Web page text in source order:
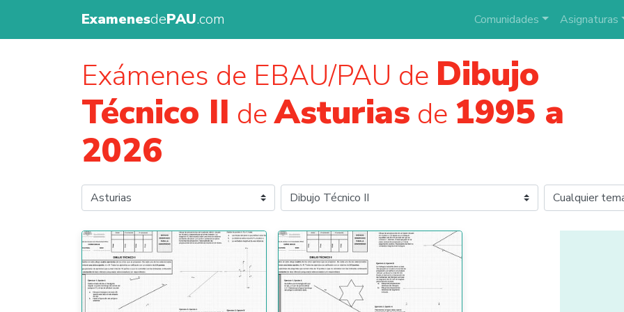
ExamenesdePAU.com Comunidades Asignaturas
Exámenes de EBAU/PAU de Dibujo
Técnico II deAsturias de 1995 a
2026